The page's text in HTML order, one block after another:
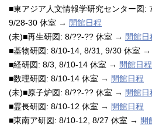
■東アジア人文情報学研究センター図:
9/28-30 休室 → 開館日程
(未)■再生研図: 8/??-?? 休室 → 開館日
■基物研図: 8/10-14, 8/31, 9/30 休室 →
■経研図: 8/3, 8/10-14 休室 → 開館日程
■数理研図: 8/10-14 休室 → 開館日程
(未)■原子炉図: 8/??-?? 休室 → 開館日
■霊長研図: 8/10-12 休室 → 開館日程
■東南ア研図: 8/10-12, 8/27 休室 → 開